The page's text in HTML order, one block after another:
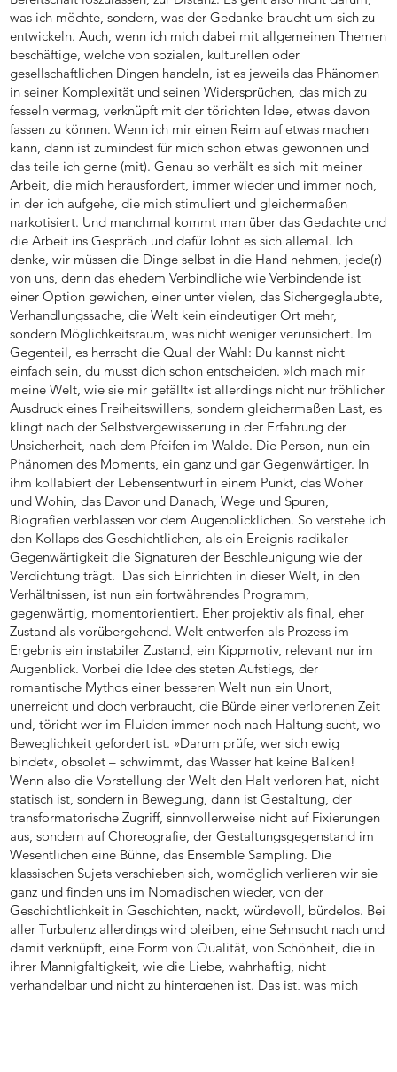
was ich möchte, sondern, was der Gedanke braucht um sich zu
entwickeln. Auch, wenn ich mich dabei mit allgemeinen Themen
beschäftige, welche von sozialen, kulturellen oder
gesellschaftlichen Dingen handeln, ist es jeweils das Phänomen
in seiner Komplexität und seinen Widersprüchen, das mich zu
fesseln vermag, verknüpft mit der törichten Idee, etwas davon
fassen zu können. Wenn ich mir einen Reim auf etwas machen
kann, dann ist zumindest für mich schon etwas gewonnen und
das teile ich gerne (mit). Genau so verhält es sich mit meiner
Arbeit, die mich herausfordert, immer wieder und immer noch,
in der ich aufgehe, die mich stimuliert und gleichermaßen
narkotisiert. Und manchmal kommt man über das Gedachte und
die Arbeit ins Gespräch und dafür lohnt es sich allemal. Ich
denke, wir müssen die Dinge selbst in die Hand nehmen, jede(r)
von uns, denn das ehedem Verbindliche wie Verbindende ist
einer Option gewichen, einer unter vielen, das Sichergeglaubte,
Verhandlungssache, die Welt kein eindeutiger Ort mehr,
sondern Möglichkeitsraum, was nicht weniger verunsichert. Im
Gegenteil, es herrscht die Qual der Wahl: Du kannst nicht
einfach sein, du musst dich schon entscheiden. »Ich mach mir
meine Welt, wie sie mir gefällt« ist allerdings nicht nur fröhlicher
Ausdruck eines Freiheitswillens, sondern gleichermaßen Last, es
klingt nach der Selbstvergewisserung in der Erfahrung der
Unsicherheit, nach dem Pfeifen im Walde. Die Person, nun ein
Phänomen des Moments, ein ganz und gar Gegenwärtiger. In
ihm kollabiert der Lebensentwurf in einem Punkt, das Woher
und Wohin, das Davor und Danach, Wege und Spuren,
Biografien verblassen vor dem Augenblicklichen. So verstehe ich
den Kollaps des Geschichtlichen, als ein Ereignis radikaler
Gegenwärtigkeit die Signaturen der Beschleunigung wie der
Verdichtung trägt. Das sich Einrichten in dieser Welt, in den
Verhältnissen, ist nun ein fortwährendes Programm,
gegenwärtig, momentorientiert. Eher projektiv als final, eher
Zustand als vorübergehend. Welt entwerfen als Prozess im
Ergebnis ein instabiler Zustand, ein Kippmotiv, relevant nur im
Augenblick. Vorbei die Idee des steten Aufstiegs, der
romantische Mythos einer besseren Welt nun ein Unort,
unerreicht und doch verbraucht, die Bürde einer verlorenen Zeit
und, töricht wer im Fluiden immer noch nach Haltung sucht, wo
Beweglichkeit gefordert ist. »Darum prüfe, wer sich ewig
bindet«, obsolet – schwimmt, das Wasser hat keine Balken!
Wenn also die Vorstellung der Welt den Halt verloren hat, nicht
statisch ist, sondern in Bewegung, dann ist Gestaltung, der
transformatorische Zugriff, sinnvollerweise nicht auf Fixierungen
aus, sondern auf Choreografie, der Gestaltungsgegenstand im
Wesentlichen eine Bühne, das Ensemble Sampling. Die
klassischen Sujets verschieben sich, womöglich verlieren wir sie
ganz und finden uns im Nomadischen wieder, von der
Geschichtlichkeit in Geschichten, nackt, würdevoll, bürdelos. Bei
aller Turbulenz allerdings wird bleiben, eine Sehnsucht nach und
damit verknüpft, eine Form von Qualität, von Schönheit, die in
ihrer Mannigfaltigkeit, wie die Liebe, wahrhaftig, nicht
verhandelbar und nicht zu hintergehen ist. Das ist, was mich